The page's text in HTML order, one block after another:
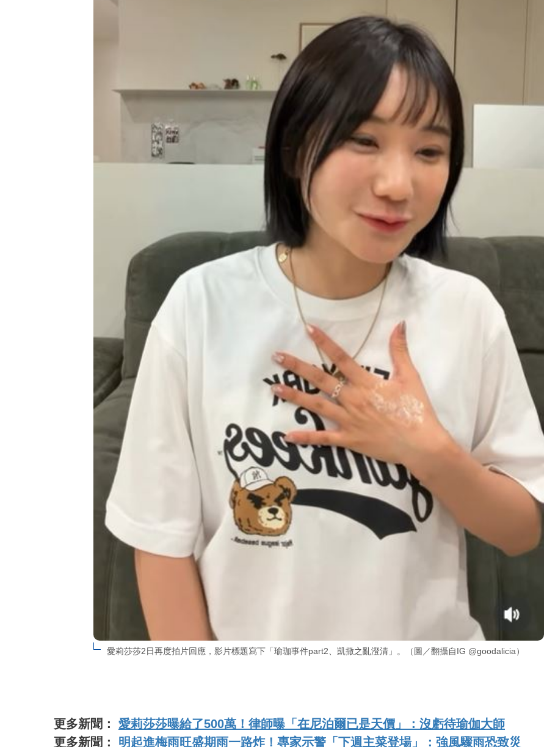
愛莉莎莎2日再度拍片回應，影片標題寫下「瑜珈事件part2、凱撒之亂澄清」。（圖／翻攝自IG @goodalicia）
更多新聞： 愛莉莎莎曝給了500萬！律師曝「在尼泊爾已是天價」：沒虧待瑜伽大師
更多新聞： 明起進梅雨旺盛期雨一路炸！專家示警「下週主菜登場」：強風驟雨恐致災